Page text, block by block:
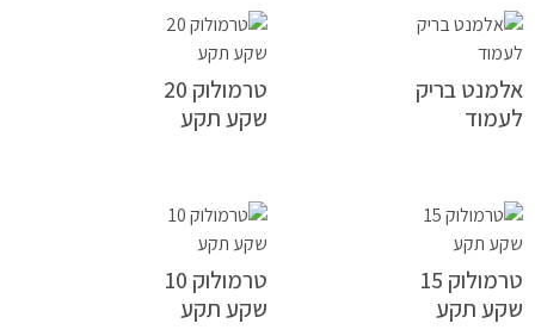
אלמנט בריק
לעמוד
טרמולוק 20
שקע תקע
טרמולוק 15
שקע תקע
טרמולוק 10
שקע תקע